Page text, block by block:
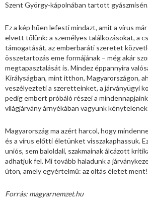
Szent György-kápolnában tartott
Ez a kép hűen lefesti mindazt, amit a vírus
elvett tőlünk: a személyes találkozásokat, a
támogatását, az emberbaráti szeretet
összetartozás eme formájának – még akár
megtapasztalását is. Mindez éppannyira
Királyságban, mint itthon, Magyarországon,
veszélyezteti a szeretteinket, a járványügyi
pedig embert próbáló részei a
világjárvány árnyékában vagyunk
Magyarország ma azért harcol, hogy
és a vírus előtti életünket visszakaphassuk.
uniós, sem baloldali, szakmainak álcázott
adhatjuk fel. Mi tovább haladunk a
úton, amely egyértelmű: az oltás életet ment!
Forrás: magyarnemzet.hu